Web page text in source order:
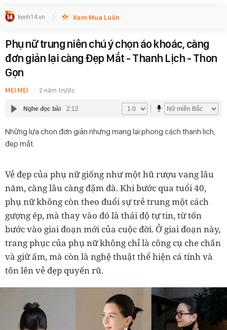
Xem Mua Luôn
Phụ nữ trung niên chú ý chọn áo khoác, càng
đơn giản lại càng Đẹp Mắt - Thanh Lịch - Thon
Gọn
MEI MEI 2 năm trước
Nghe đọc bài 2:12
Những lựa chọn đơn giản nhưng mang lại phong cách thanh lịch,
đẹp mắt.
Vẻ đẹp của phụ nữ giống như một hũ rượu vang lâu
năm, càng lâu càng đậm đà. Khi bước qua tuổi 40,
phụ nữ không còn theo đuổi sự trẻ trung một cách
gượng ép, mà thay vào đó là thái độ tự tin, từ tốn
bước vào giai đoạn mới của cuộc đời. Ở giai đoạn này,
trang phục của phụ nữ không chỉ là công cụ che chắn
và giữ ấm, mà còn là nghệ thuật thể hiện cá tính và
tôn lên vẻ đẹp quyến rũ.